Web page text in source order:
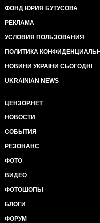
ФОНД ЮРИЯ БУТУСОВА
РЕКЛАМА
УСЛОВИЯ ПОЛЬЗОВАНИЯ
ПОЛИТИКА
НОВИНИ УКРАЇНИ СЬОГОДНІ
UKRAINIAN NEWS
ЦЕНЗОР.НЕТ
НОВОСТИ
СОБЫТИЯ
РЕЗОНАНС
ФОТО
ВИДЕО
ФОТОШОПЫ
БЛОГИ
ФОРУМ